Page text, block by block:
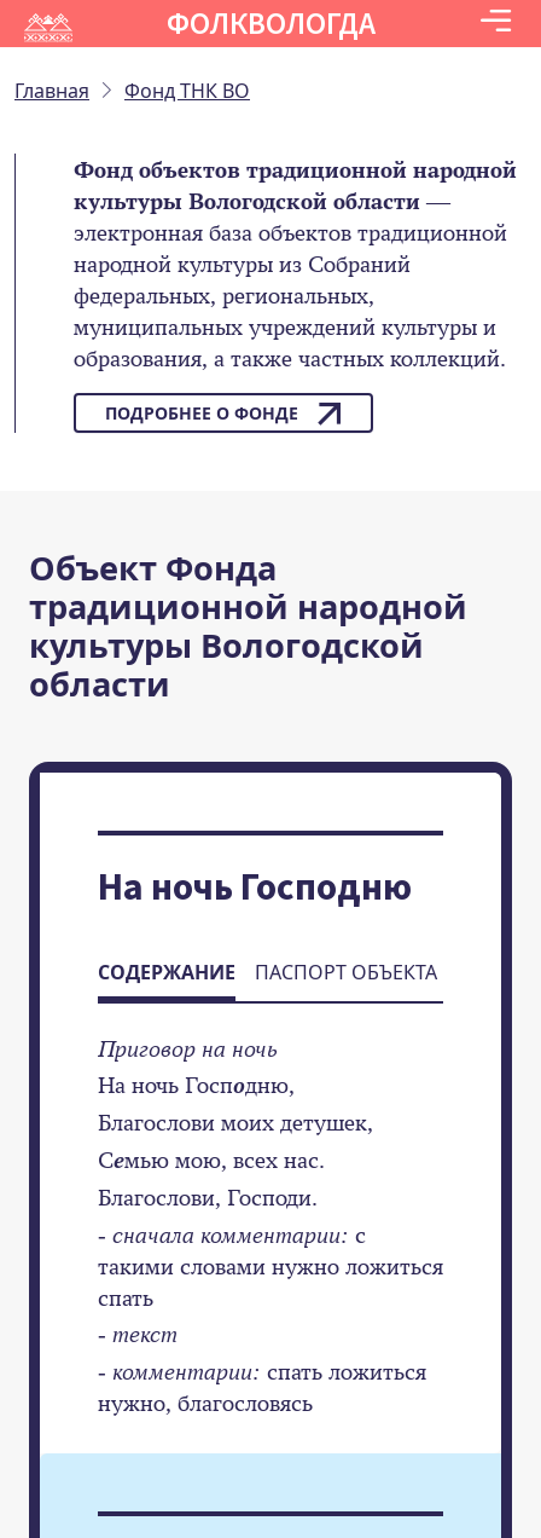
ФОЛКВОЛОГДА
Главная Фонд ТНК ВО
Фонд объектов традиционной народной
культуры Вологодской области—
электронная база объектов традиционной
народной культуры из Собраний
федеральных, региональных,
муниципальных учреждений культуры и
образования, а также частных коллекций.
ПОДРОБНЕЕ О ФОНДЕ
Объект Фонда
традиционной народной
культуры Вологодской
области
На ночь Господню
СОДЕРЖАНИЕ ПАСПОРТ ОБЪЕКТА
Приговор на ночь
На ночь Господню,
Благослови моих детушек,
Семью мою, всех нас.
Благослови, Господи.
- сначала комментарии: с
такими словами нужно ложиться
спать
- текст
- комментарии: спать ложиться
нужно, благословясь